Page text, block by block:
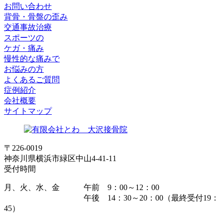
お問い合わせ
背骨・骨盤の歪み
交通事故治療
スポーツの
ケガ・痛み
慢性的な痛みで
お悩みの方
よくあるご質問
症例紹介
会社概要
サイトマップ
〒226-0019
神奈川県横浜市緑区中山4-41-11
受付時間
月、火、水、金 午前 9：00～12：00
午後 14：30～20：00（最終受付19：
45）